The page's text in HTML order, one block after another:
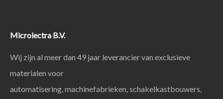
Microlectra B.V.
Wij zijn al meer dan 49 jaar leverancier van exclusieve
materialen voor
automatisering, machinefabrieken, schakelkastbouwers,